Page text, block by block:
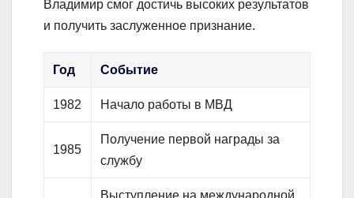
Владимир смог достичь высоких результатов
и получить заслуженное признание.
Год Событие
1982 Начало работы в МВД
1985
Получение первой награды за
службу